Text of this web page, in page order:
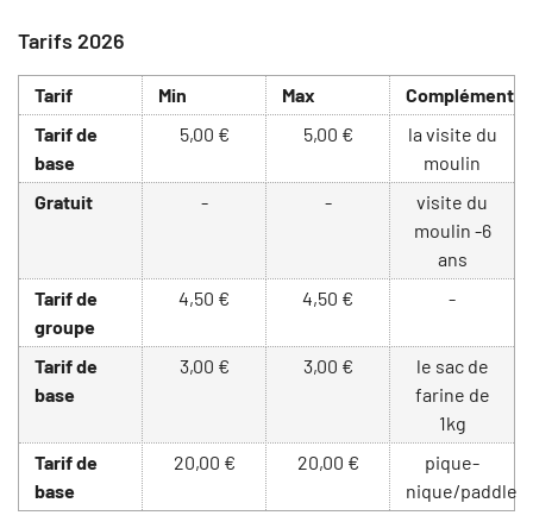
Tarifs 2026
Tarif Min Max
Complément
Tarif de
base
5,00 € 5,00 €
la visite du
moulin
Gratuit
- -
visite du
moulin -6
ans
Tarif de
groupe
4,50 € 4,50 € -
Tarif de
base
3,00 € 3,00 €
le sac de
farine de
1kg
Tarif de
base
20,00 € 20,00 €
pique-
nique/paddle